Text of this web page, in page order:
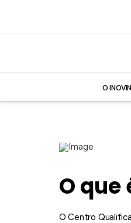
O
O que
O Centro